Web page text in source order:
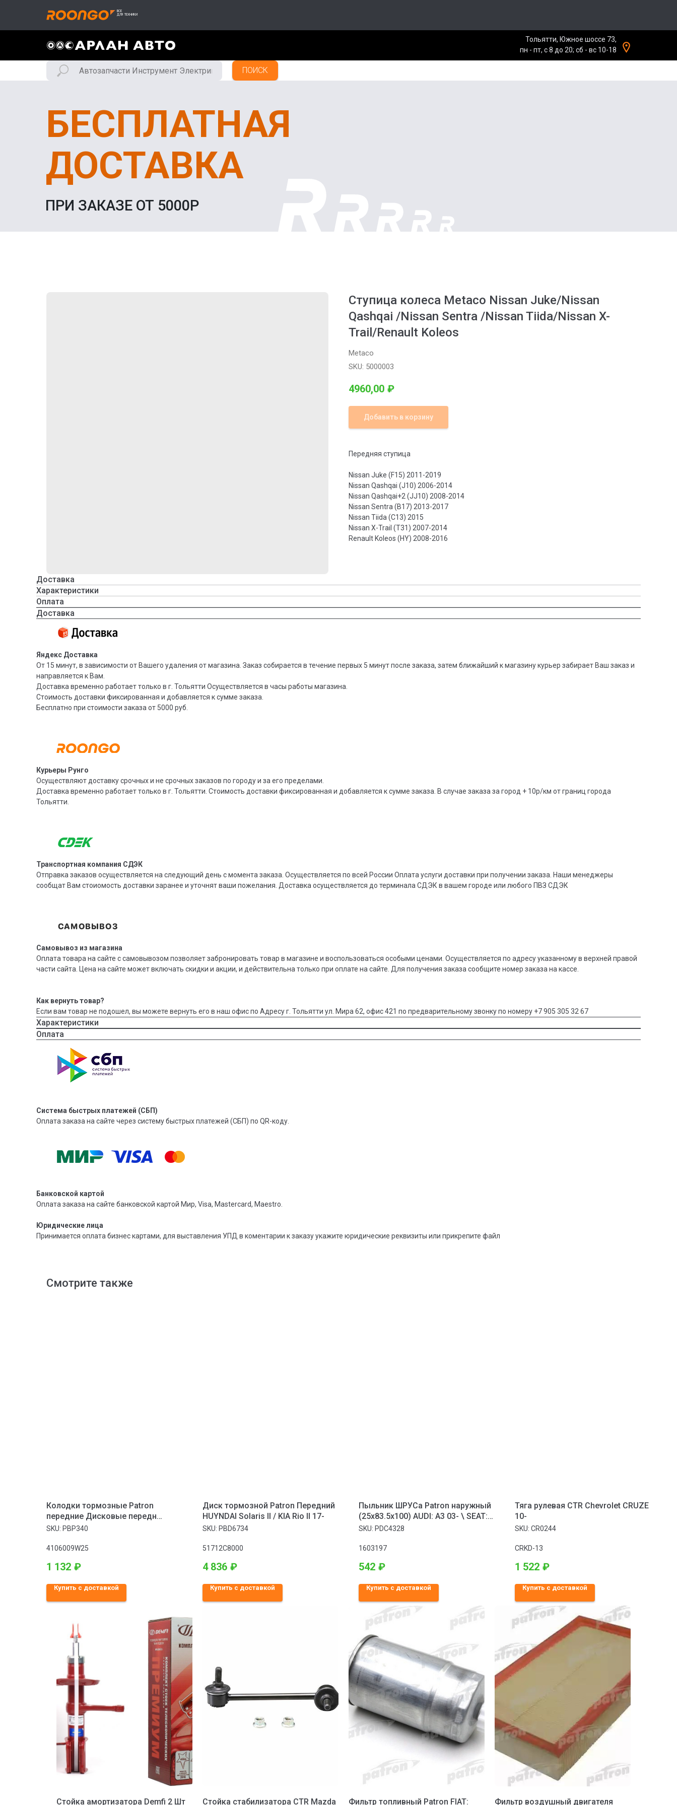
Тольятти, Южное шоссе 73,
пн - пт, с 8 до 20; сб - вс 10-18
ПОИСК
БЕСПЛАТНАЯ
ДОСТАВКА
ПРИ ЗАКАЗЕ ОТ 5000Р
Ступица колеса Metaco Nissan Juke/Nissan
Qashqai /Nissan Sentra /Nissan Tiida/Nissan X-
Trail/Renault Koleos
Metaco
SKU: 5000003
4960,00 ₽
Добавить в корзину
Передняя ступица
Nissan Juke (F15) 2011-2019
Nissan Qashqai (J10) 2006-2014
Nissan Qashqai+2 (JJ10) 2008-2014
Nissan Sentra (B17) 2013-2017
Nissan Tiida (C13) 2015
Nissan X-Trail (T31) 2007-2014
Renault Koleos (HY) 2008-2016
Доставка
Характеристики
Оплата
Доставка
Яндекс Доставка
От 15 минут, в зависимости от Вашего удаления от магазина. Заказ собирается в течение первых 5 минут после заказа, затем ближайший к магазину курьер забирает Ваш заказ и
направляется к Вам.
Доставка временно работает только в г. Тольятти Осуществляется в часы работы магазина.
Стоимость доставки фиксированная и добавляется к сумме заказа.
Бесплатно при стоимости заказа от 5000 руб.
Курьеры Рунго
Осуществляют доставку срочных и не срочных заказов по городу и за его пределами.
Доставка временно работает только в г. Тольятти. Стоимость доставки фиксированная и добавляется к сумме заказа. В случае заказа за город + 10р/км от границ города
Тольятти.
Транспортная компания СДЭК
Отправка заказов осуществляется на следующий день с момента заказа. Осуществляется по всей России Оплата услуги доставки при получении заказа. Наши менеджеры
сообщат Вам стоиомость доставки заранее и уточнят ваши пожелания. Доставка осуществляется до терминала СДЭК в вашем городе или любого ПВЗ СДЭК
Самовывоз из магазина
Оплата товара на сайте с самовывозом позволяет забронировать товар в магазине и воспользоваться особыми ценами. Осуществляется по адресу указанному в верхней правой
части сайта. Цена на сайте может включать скидки и акции, и действительна только при оплате на сайте. Для получения заказа сообщите номер заказа на кассе.
Как вернуть товар?
Если вам товар не подошел, вы можете вернуть его в наш офис по Адресу г. Тольятти ул. Мира 62, офис 421 по предварительному звонку по номеру +7 905 305 32 67
Характеристики
Оплата
Система быстрых платежей (СБП)
Оплата заказа на сайте через систему быстрых платежей (СБП) по QR-коду.
Банковской картой
Оплата заказа на сайте банковской картой Мир, Visa, Mastercard, Maestro.
Юридические лица
Принимается оплата бизнес картами, для выставления УПД в коментарии к заказу укажите юридические реквизиты или прикрепите файл
Смотрите также
Колодки тормозные Patron
передние Дисковые передн
INFINITI: M30 Convertible 90-93,
90, BLUEBIRD 85-90
SKU: PBP340
4106009W25
1 132 ₽
Купить с доставкой
Диск тормозной Patron Передний
HUYNDAI Solaris II / KIA Rio II 17-
SKU: PBD6734
51712C8000
4 836 ₽
Купить с доставкой
Пыльник ШРУСа Patron наружный
(25x83.5x100) AUDI: A3 03- \ SEAT:
ALTEA 04-, LEON 05-
SKU: PDC4328
1603197
542 ₽
Купить с доставкой
Тяга рулевая CTR Chevrolet CRUZE
10-
SKU: CR0244
CRKD-13
1 522 ₽
Купить с доставкой
Стойка амортизатора Demfi 2 Шт Стойка стабилизатора CTR Mazda Фильтр топливный Patron FIAT: Фильтр воздушный двигателя